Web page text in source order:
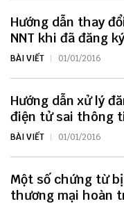
Hướng dẫn thay
NNT khi đã đăng
BÀI VIẾT 01/01/2016
Hướng dẫn xử lý
điện tử sai thông
BÀI VIẾT 01/01/2016
Một số chứng từ
thương mại hoàn